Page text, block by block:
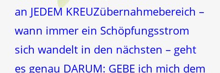
an JEDEM KREUZübernahmebereich –
wann immer ein Schöpfungsstrom
sich wandelt in den nächsten – geht
es genau DARUM: GEBE ich mich dem